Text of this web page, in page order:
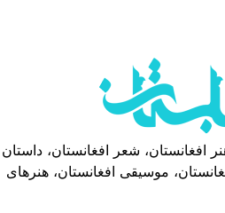
شعر افغانستان، داستان
موسیقی افغانستان، هنرهای